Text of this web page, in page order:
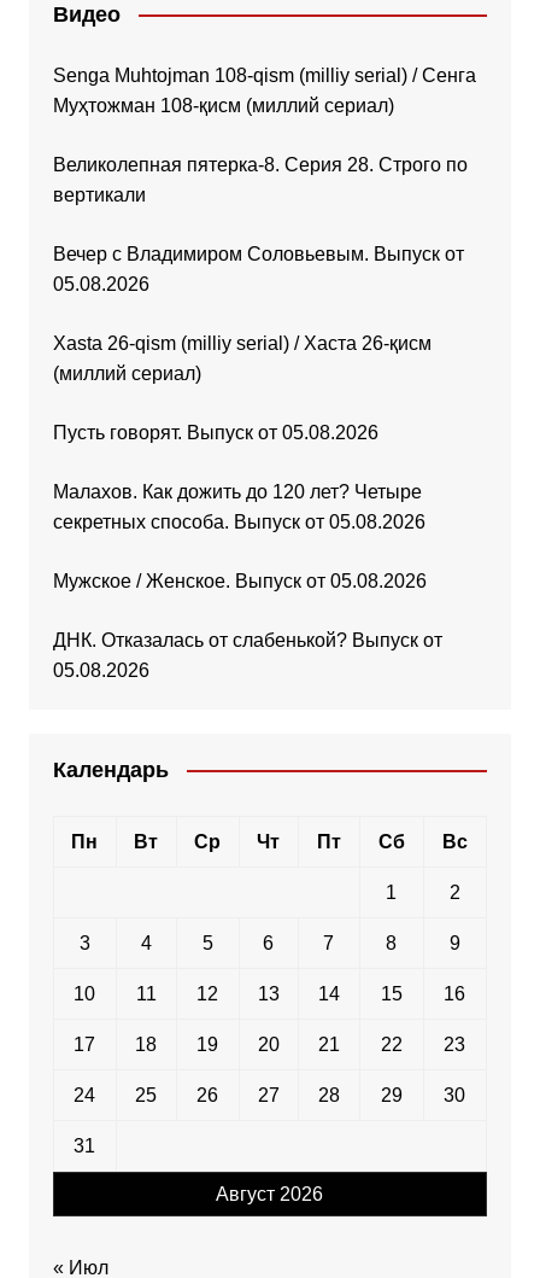
Видео
Senga Muhtojman 108-qism (milliy serial) / Сенга
Муҳтожман 108-қисм (миллий сериал)
Великолепная пятерка-8. Серия 28. Строго по
вертикали
Вечер с Владимиром Соловьевым. Выпуск от
05.08.2026
Xasta 26-qism (milliy serial) / Хаста 26-қисм
(миллий сериал)
Пусть говорят. Выпуск от 05.08.2026
Малахов. Как дожить до 120 лет? Четыре
секретных способа. Выпуск от 05.08.2026
Мужское / Женское. Выпуск от 05.08.2026
ДНК. Отказалась от слабенькой? Выпуск от
05.08.2026
Календарь
Август 2026
Пн Вт Ср Чт Пт Сб Вс
1 2
3 4 5 6 7 8 9
10 11 12 13 14 15 16
17 18 19 20 21 22 23
24 25 26 27 28 29 30
31
« Июл